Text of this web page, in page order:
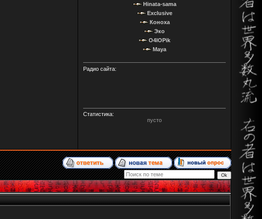
Hinata-sama
Exclusive
Коноха
Эко
O4IOPik
Maya
Радио сайта:
Статистика:
пусто